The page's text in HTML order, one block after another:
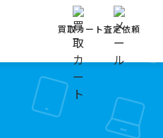
買取カート査定依頼